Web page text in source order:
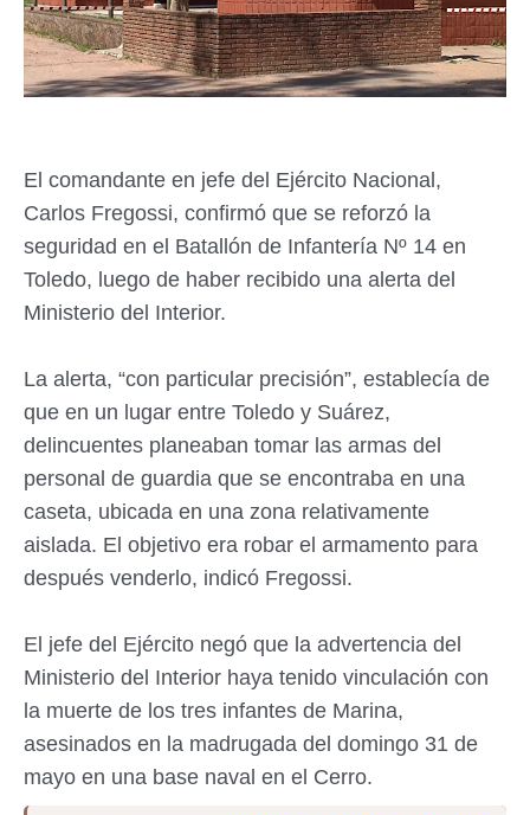
El comandante en jefe del Ejército Nacional,
Carlos Fregossi, confirmó que se reforzó la
seguridad en el Batallón de Infantería Nº 14 en
Toledo, luego de haber recibido una alerta del
Ministerio del Interior.
La alerta, “con particular precisión”, establecía de
que en un lugar entre Toledo y Suárez,
delincuentes planeaban tomar las armas del
personal de guardia que se encontraba en una
caseta, ubicada en una zona relativamente
aislada. El objetivo era robar el armamento para
después venderlo, indicó Fregossi.
El jefe del Ejército negó que la advertencia del
Ministerio del Interior haya tenido vinculación con
la muerte de los tres infantes de Marina,
asesinados en la madrugada del domingo 31 de
mayo en una base naval en el Cerro.